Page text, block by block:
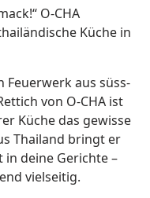
O-CHA
Küche in
aus süss-
von O-CHA ist
Küche das gewisse
Thailand bringt er
in deine Gerichte –
vielseitig.